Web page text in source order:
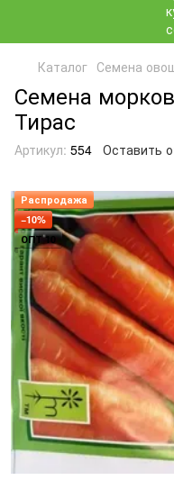
Каталог Семена
Семена
Тирас
Артикул: 554 Оставить
Распродажа
−10%
ОПТ 10